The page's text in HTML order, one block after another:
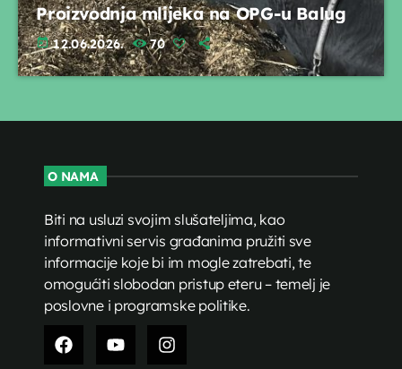
Proizvodnja mlijeka na OPG-u Balug
today 12.06.2026. 70
O NAMA
Biti na usluzi svojim slušateljima, kao
informativni servis građanima pružiti sve
informacije koje bi im mogle zatrebati, te
omogućiti slobodan pristup eteru – temelj je
poslovne i programske politike.